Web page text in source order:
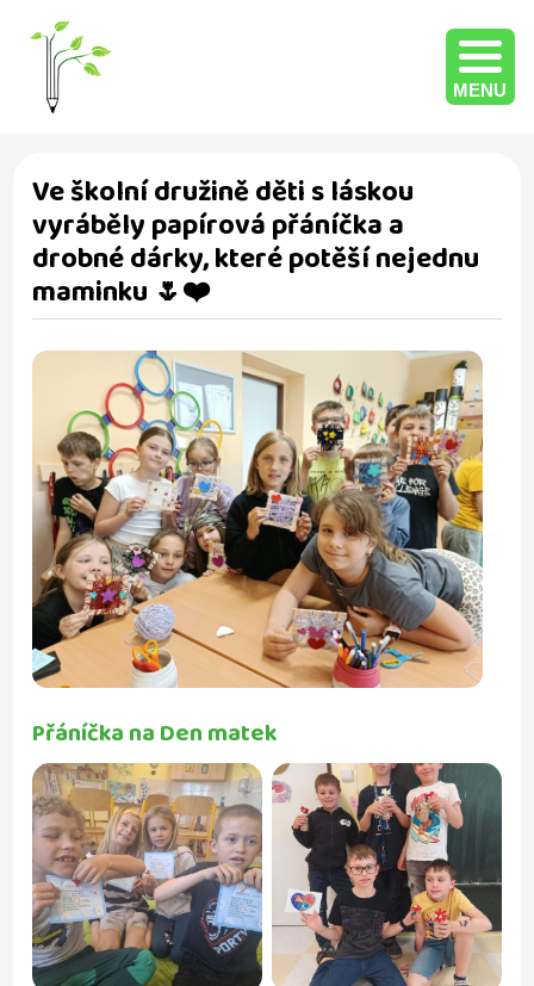
MENU
Ve školní družině děti s láskou
vyráběly papírová přáníčka a
drobné dárky, které potěší nejednu
maminku 🌷❤️
Přáníčka na Den matek